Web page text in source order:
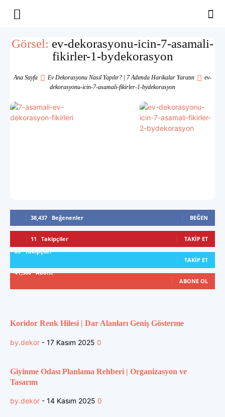
Yaşam
İlham
Görsel: ev-dekorasyonu-icin-7-asamali-
fikirler-1-bydekorasyon
Ana Sayfa Ev Dekorasyonu Nasıl Yapılır? | 7 Adımda Harikalar Yaratın
ev-
dekorasyonu-icin-7-asamali-fikirler-1-bydekorasyon
38,437 Beğenenler BEĞEN
11 Takipçiler
TAKIP ET
89 Takipçiler
TAKIP ET
41,300 Abone
ABONE OL
Koridor Renk Hilesi | Dar Alanları Geniş Gösterme
by.dekor - 17 Kasım 2025 0
Giyinme Odası Planlama Rehberi | Organizasyon ve
Tasarım
by.dekor - 14 Kasım 2025 0